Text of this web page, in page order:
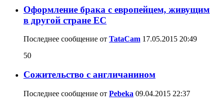
Оформление брака с европейцем, живущим
в другой стране ЕС
Последнее сообщение от TataCam 17.05.2015 20:49
50
Сожительство с англичанином
Последнее сообщение от Pebeka 09.04.2015 22:37